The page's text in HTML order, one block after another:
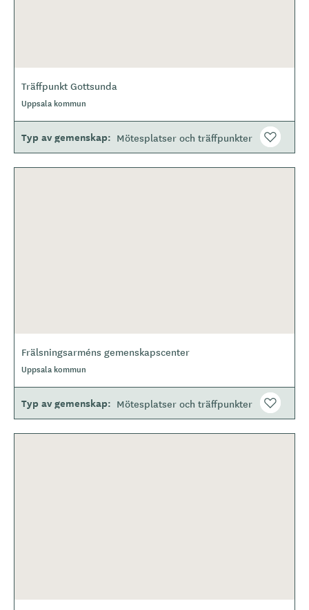
Träffpunkt Gottsunda
Uppsala kommun
Typ av gemenskap Mötesplatser och träffpunkter
Frälsningsarméns gemenskapscenter
Uppsala kommun
Typ av gemenskap Mötesplatser och träffpunkter